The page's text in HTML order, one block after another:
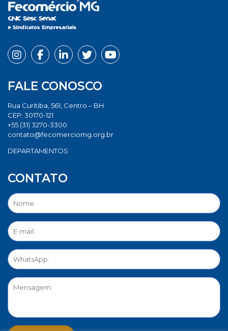
FALE CONOSCO
Rua Curitiba, 561, Centro – BH
CEP: 30170-121
+55 (31) 3270-3300
contato@fecomerciomg.org.br
DEPARTAMENTOS
CONTATO